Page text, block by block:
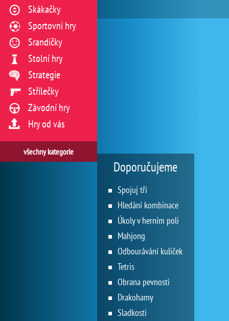
Skákačky
Sportovní hry
Srandičky
Stolní hry
Strategie
Střílečky
Závodní hry
Hry od vás
všechny kategorie
Doporučujeme
Spojuj tři
Hledání kombinace
Úkoly v herním poli
Mahjong
Odbourávání kuliček
Tetris
Obrana pevnosti
Drakohamy
Sladkosti